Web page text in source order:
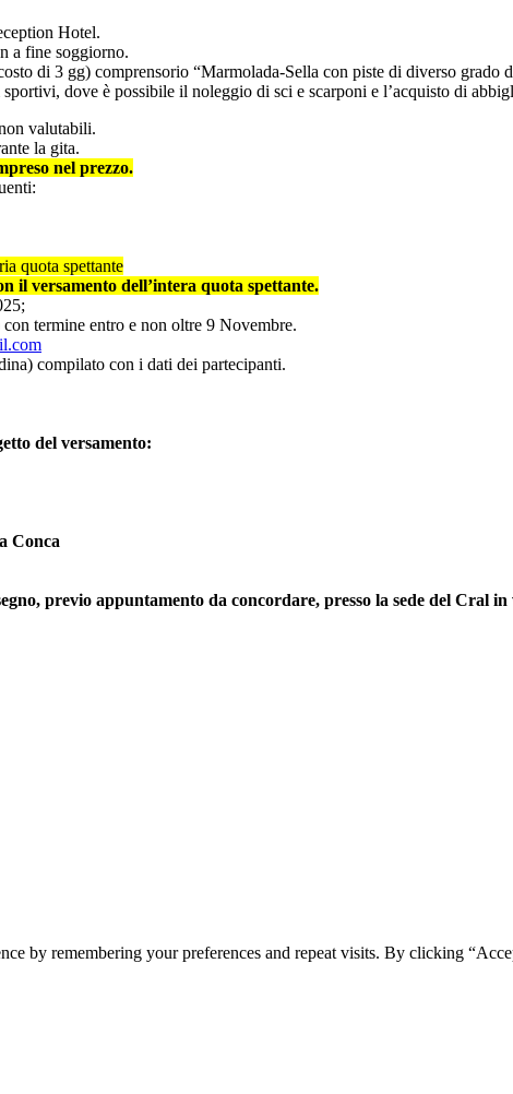
Hotel.
a fine soggiorno.
di 3 gg) comprensorio “Marmolada-Sella con piste di diverso grado
dove è possibile il noleggio di sci e scarponi e l’acquisto di
valutabili.
la gita.
nel prezzo.
quota spettante
il versamento dell’intera quota spettante.
termine entro e non oltre 9 Novembre.
compilato con i dati dei partecipanti.
del versamento:
Conca
previo appuntamento da concordare, presso la sede del Cral
by remembering your preferences and repeat visits. By clicking